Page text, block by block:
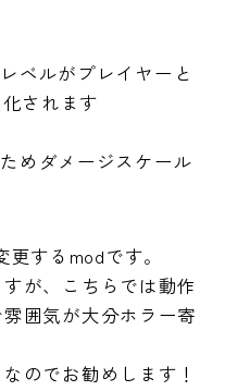
ベルがプレイヤーと
されます
めダメージスケール
するmodです。
が、こちらでは動作
囲気が大分ホラー寄
のでお勧めします！